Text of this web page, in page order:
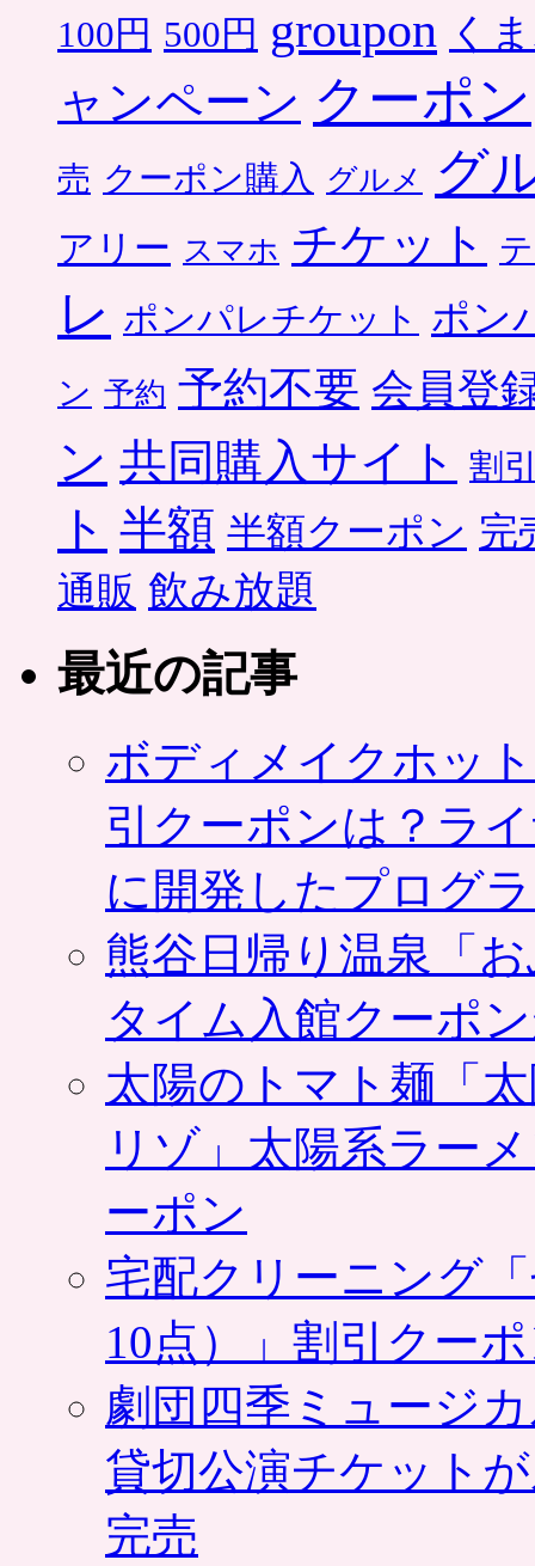
100円 500円 groupon く
ャンペーン クーポン
売 クーポン購入 グルメ グ
アリー スマホ チケット
レ ポンパレチケット ポン
ン 予約 予約不要 会員登
ン 共同購入サイト 割
ト 半額 半額クーポン 完
通販 飲み放題
最近の記事
ボディメイクホッ
引クーポンは？ラ
に開発したプログ
熊谷日帰り温泉「
タイム入館クーポ
太陽のトマト麺「
リゾ」太陽系ラー
ーポン
宅配クリーニング
10点）」割引クー
劇団四季ミュージ
貸切公演チケット
完売